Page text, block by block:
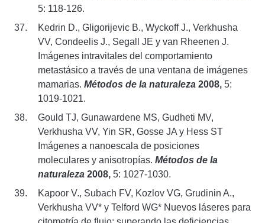
5: 118-126.
Kedrin D., Gligorijevic B., Wyckoff J., Verkhusha
VV, Condeelis J., Segall JE y van Rheenen J.
Imágenes intravitales del comportamiento
metastásico a través de una ventana de imágenes
mamarias. Métodos de la naturaleza 2008, 5:
1019-1021.
Gould TJ, Gunawardene MS, Gudheti MV,
Verkhusha VV, Yin SR, Gosse JA y Hess ST
Imágenes a nanoescala de posiciones
moleculares y anisotropías. Métodos de la
naturaleza 2008, 5: 1027-1030.
Kapoor V., Subach FV, Kozlov VG, Grudinin A.,
Verkhusha VV* y Telford WG* Nuevos láseres para